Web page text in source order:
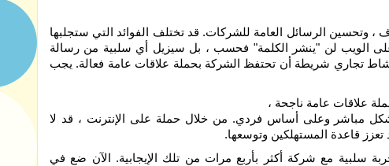
الرسائل العامة للشركات. قد تختلف الفوائد التي ستجلبها
الويب لن "ينشر الكلمة" فحسب ، بل سيزيل أي سلبية من رسالة
تجاري شريطة أن تحتفظ الشركة بحملة علاقات عامة فعالة. يجب
علاقات عامة ناجحة ،
مباشر وعلى أساس فردي. من خلال حملة على الإنترنت ، قد لا
قاعدة المستهلكين وتوسعها.
سلبية مع شركة أكثر بأربع مرات من تلك الإيجابية. الآن ضع في